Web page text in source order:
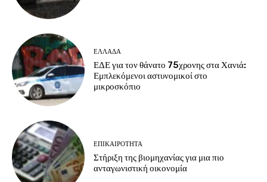
ΕΛΛΑΔΑ
ΕΔΕ για τον θάνατο 75χρονης στα Χανιά:
Εμπλεκόμενοι αστυνομικοί στο
μικροσκόπιο
ΕΠΙΚΑΙΡΟΤΗΤΑ
Στήριξη της βιομηχανίας για μια πιο
ανταγωνιστική οικονομία